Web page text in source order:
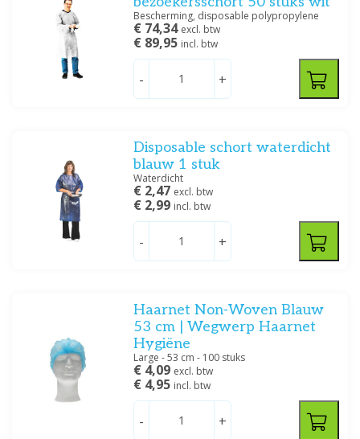
Bescherming, disposable polypropylene
€ 74,34 excl. btw
€ 89,95 incl. btw
- +
Disposable schort waterdicht
blauw 1 stuk
Waterdicht
€ 2,47 excl. btw
€ 2,99 incl. btw
- +
Haarnet Non-Woven Blauw
53 cm | Wegwerp Haarnet
Hygiëne
Large - 53 cm - 100 stuks
€ 4,09 excl. btw
€ 4,95 incl. btw
- +